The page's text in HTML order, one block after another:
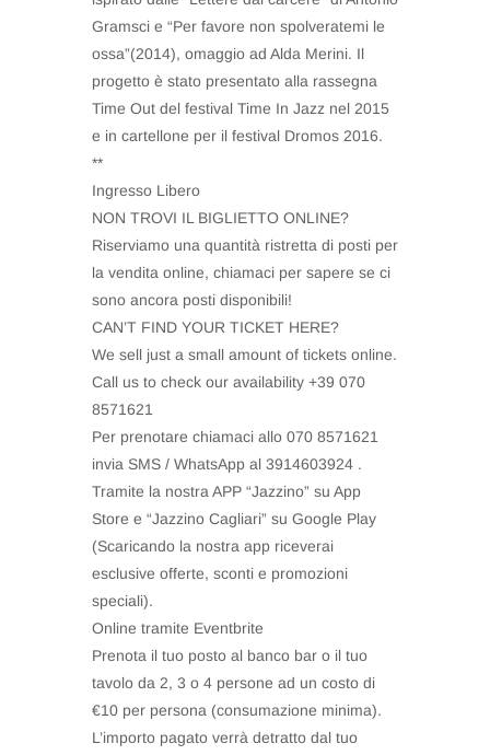
Gramsci e “Per favore non spolveratemi le
ossa”(2014), omaggio ad Alda Merini. Il
progetto è stato presentato alla rassegna
Time Out del festival Time In Jazz nel 2015
e in cartellone per il festival Dromos 2016.
**
Ingresso Libero
NON TROVI IL BIGLIETTO ONLINE?
Riserviamo una quantità ristretta di posti per
la vendita online, chiamaci per sapere se ci
sono ancora posti disponibili!
CAN’T FIND YOUR TICKET HERE?
We sell just a small amount of tickets online.
Call us to check our availability +39 070
8571621
Per prenotare chiamaci allo 070 8571621
invia SMS / WhatsApp al 3914603924 .
Tramite la nostra APP “Jazzino” su App
Store e “Jazzino Cagliari” su Google Play
(Scaricando la nostra app riceverai
esclusive offerte, sconti e promozioni
speciali).
Online tramite Eventbrite
Prenota il tuo posto al banco bar o il tuo
tavolo da 2, 3 o 4 persone ad un costo di
€10 per persona (consumazione minima).
L’importo pagato verrà detratto dal tuo